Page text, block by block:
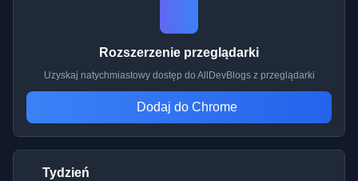
Rozszerzenie przeglądarki
Uzyskaj natychmiastowy dostęp do AllDevBlogs z przeglądarki
Dodaj do Chrome
Tydzień